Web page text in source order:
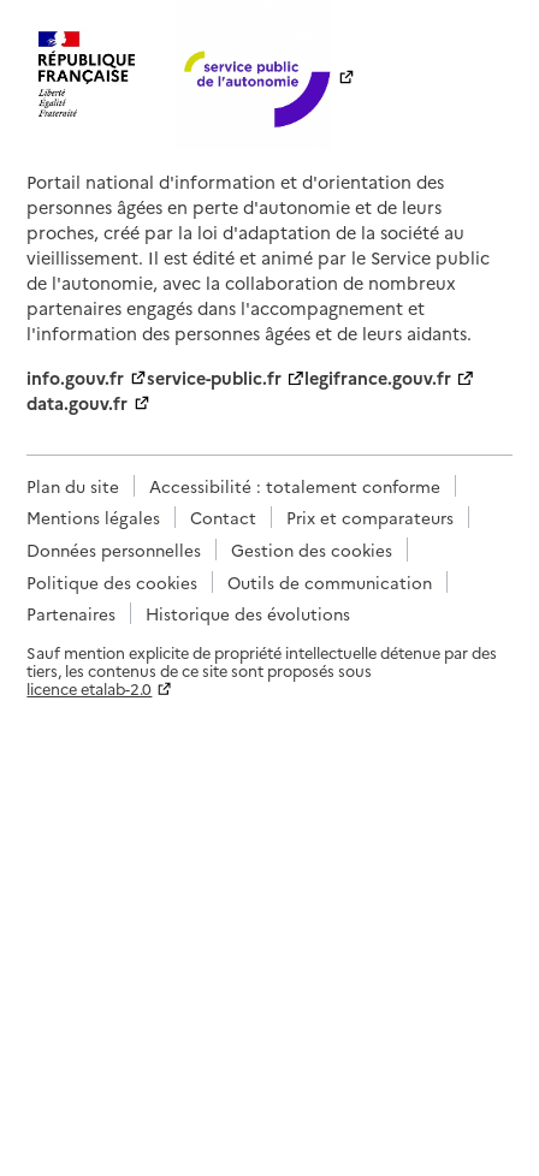
Portail national d'information et d'orientation des
personnes âgées en perte d'autonomie et de leurs
proches, créé par la loi d'adaptation de la société au
vieillissement. Il est édité et animé par le Service public
de l'autonomie, avec la collaboration de nombreux
partenaires engagés dans l'accompagnement et
l'information des personnes âgées et de leurs aidants.
info.gouv.fr
service-public.fr
legifrance.gouv.fr
data.gouv.fr
Plan du site
Accessibilité : totalement conforme
Mentions légales
Contact
Prix et comparateurs
Données personnelles
Gestion des cookies
Politique des cookies
Outils de communication
Partenaires
Historique des évolutions
Sauf mention explicite de propriété intellectuelle détenue par des
tiers, les contenus de ce site sont proposés sous
licence etalab-2.0